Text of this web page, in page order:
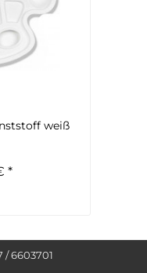
weiß
*
/ 6603701